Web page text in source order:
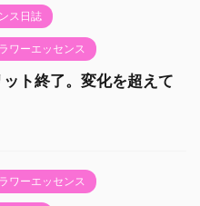
ス日誌
ワーエッセンス
ト終了。変化を超えて
ワーエッセンス